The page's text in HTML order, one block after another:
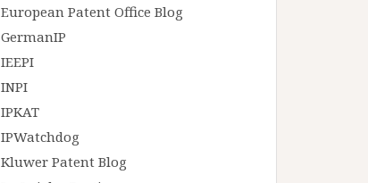
European Patent Office Blog
GermanIP
IEEPI
INPI
IPKAT
IPWatchdog
Kluwer Patent Blog